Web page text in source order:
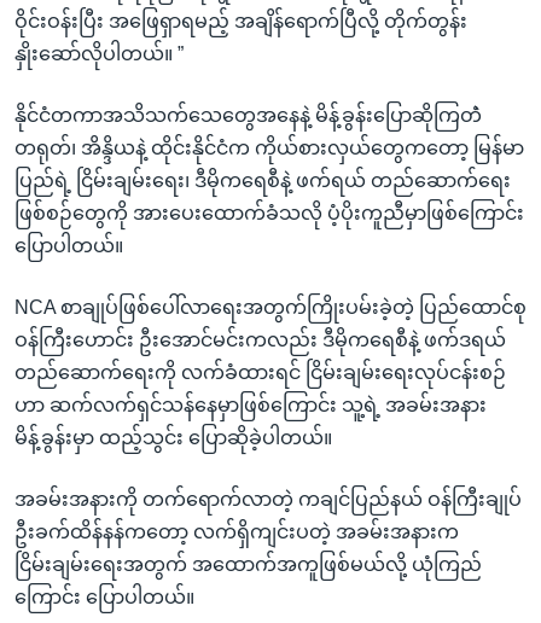
ဝိုင်းဝန်းပြီး အဖြေရှာရမည့် အချိန်ရောက်ပြီလို့ တိုက်တွန်း
နှိုးဆော်လိုပါတယ်။ ”
နိုင်ငံတကာအသိသက်သေတွေအနေနဲ့ မိန့်ခွန်းပြောဆိုကြတဲံ
တရုတ်၊ အိန္ဒိယနဲ့ ထိုင်းနိုင်ငံက ကိုယ်စားလှယ်တွေကတော့ မြန်မာ
ပြည်ရဲ့ ငြိမ်းချမ်းရေး၊ ဒီမိုကရေစီနဲ့ ဖက်ရယ် တည်ဆောက်ရေး
ဖြစ်စဉ်တွေကို အားပေးထောက်ခံသလို ပံ့ပိုးကူညီမှာဖြစ်ကြောင်း
ပြောပါတယ်။
NCA စာချုပ်ဖြစ်ပေါ်လာရေးအတွက်ကြိုးပမ်းခဲ့တဲ့ ပြည်ထောင်စု
ဝန်ကြီးဟောင်း ဦးအောင်မင်းကလည်း ဒီမိုကရေစီနဲ့ ဖက်ဒရယ်
တည်ဆောက်ရေးကို လက်ခံထားရင် ငြိမ်းချမ်းရေးလုပ်ငန်းစဉ်
ဟာ ဆက်လက်ရှင်သန်နေမှာဖြစ်ကြောင်း သူ့ရဲ့ အခမ်းအနား
မိန့်ခွန်းမှာ ထည့်သွင်း ပြောဆိုခဲ့ပါတယ်။
အခမ်းအနားကို တက်ရောက်လာတဲ့ ကချင်ပြည်နယ် ဝန်ကြီးချုပ်
ဦးခက်ထိန်နန်ကတော့ လက်ရှိကျင်းပတဲ့ အခမ်းအနားက
ငြိမ်းချမ်းရေးအတွက် အထောက်အကူဖြစ်မယ်လို့ ယုံကြည်
ကြောင်း ပြောပါတယ်။